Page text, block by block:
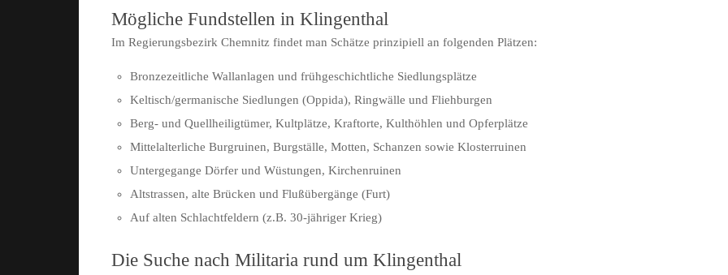
Mögliche Fundstellen in Klingenthal
Im Regierungsbezirk Chemnitz findet man Schätze prinzipiell an folgenden Plätzen:
Bronzezeitliche Wallanlagen und frühgeschichtliche Siedlungsplätze
Keltisch/germanische Siedlungen (Oppida), Ringwälle und Fliehburgen
Berg- und Quellheiligtümer, Kultplätze, Kraftorte, Kulthöhlen und Opferplätze
Mittelalterliche Burgruinen, Burgställe, Motten, Schanzen sowie Klosterruinen
Untergegange Dörfer und Wüstungen, Kirchenruinen
Altstrassen, alte Brücken und Flußübergänge (Furt)
Auf alten Schlachtfeldern (z.B. 30-jähriger Krieg)
Die Suche nach Militaria rund um Klingenthal